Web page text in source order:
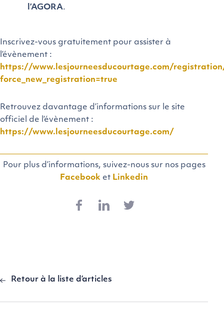
l’AGORA.
Inscrivez-vous gratuitement pour assister à
l’évènement :
https://www.lesjourneesducourtage.com/
force_new_registration=true
Retrouvez davantage d’informations sur le site
officiel de l’évènement :
https://www.lesjourneesducourtage.com/
Pour plus d’informations, suivez-nous sur nos pages
Facebook et Linkedin
Retour à la liste d’articles